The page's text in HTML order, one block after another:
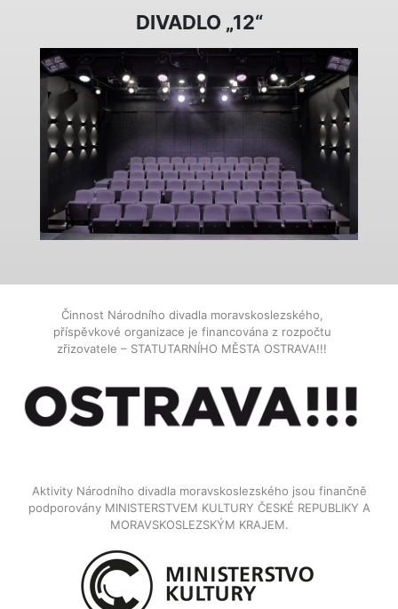
DIVADLO „12“
Činnost Národního divadla moravskoslezského,
příspěvkové organizace je financována z rozpočtu
zřizovatele – STATUTARNÍHO MĚSTA OSTRAVA!!!
Aktivity Národního divadla moravskoslezského jsou finančně
podporovány MINISTERSTVEM KULTURY ČESKÉ REPUBLIKY A
MORAVSKOSLEZSKÝM KRAJEM.